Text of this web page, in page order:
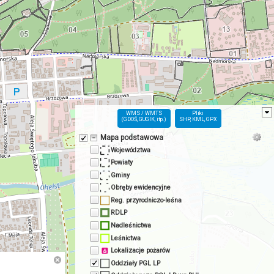
WMS / WMTS
(GDOŚ, GUGIK, itp.)
Pliki
SHP, KML, GPX
Mapa podstawowa
Województwa
Powiaty
Gminy
Obręby ewidencyjne
Reg. przyrodniczo-leśna
RDLP
Nadleśnictwa
Leśnictwa
Lokalizacje pożarów
Oddziały PGL LP